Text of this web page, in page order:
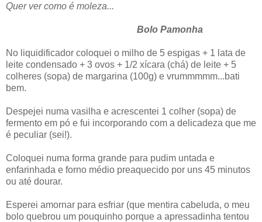
Quer ver como é moleza...
Bolo Pamonha
No liquidificador coloquei o milho de 5 espigas + 1 lata de
leite condensado + 3 ovos + 1/2 xícara (chá) de leite + 5
colheres (sopa) de margarina (100g) e vrummmmm...bati
bem.
Despejei numa vasilha e acrescentei 1 colher (sopa) de
fermento em pó e fui incorporando com a delicadeza que me
é peculiar (sei!).
Coloquei numa forma grande para pudim untada e
enfarinhada e forno médio preaquecido por uns 45 minutos
ou até dourar.
Esperei amornar para esfriar (que mentira cabeluda, o meu
bolo quebrou um pouquinho porque a apressadinha tentou